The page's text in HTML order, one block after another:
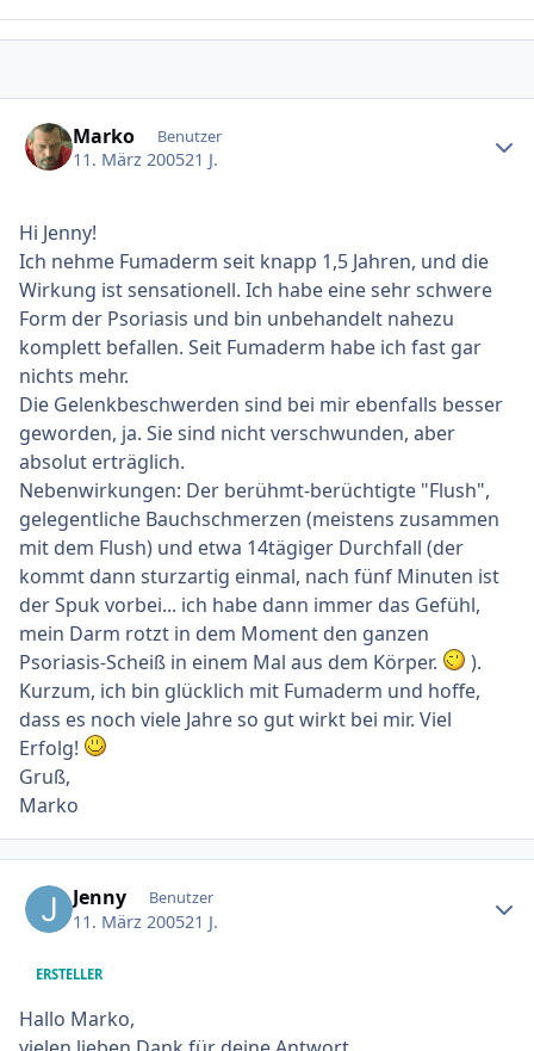
Marko Benutzer
11. März 200521 J.
Hi Jenny!
Ich nehme Fumaderm seit knapp 1,5 Jahren, und die
Wirkung ist sensationell. Ich habe eine sehr schwere
Form der Psoriasis und bin unbehandelt nahezu
komplett befallen. Seit Fumaderm habe ich fast gar
nichts mehr.
Die Gelenkbeschwerden sind bei mir ebenfalls besser
geworden, ja. Sie sind nicht verschwunden, aber
absolut erträglich.
Nebenwirkungen: Der berühmt-berüchtigte "Flush",
gelegentliche Bauchschmerzen (meistens zusammen
mit dem Flush) und etwa 14tägiger Durchfall (der
kommt dann sturzartig einmal, nach fünf Minuten ist
der Spuk vorbei... ich habe dann immer das Gefühl,
mein Darm rotzt in dem Moment den ganzen
Psoriasis-Scheiß in einem Mal aus dem Körper.
).
Kurzum, ich bin glücklich mit Fumaderm und hoffe,
dass es noch viele Jahre so gut wirkt bei mir. Viel
Erfolg!
Gruß,
Marko
Jenny Benutzer
11. März 200521 J.
ERSTELLER
Hallo Marko,